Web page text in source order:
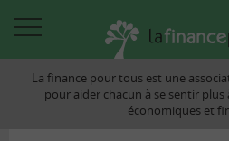
àLa finance pour tous est une
pour aider chacun à se sentir plus
économiques et